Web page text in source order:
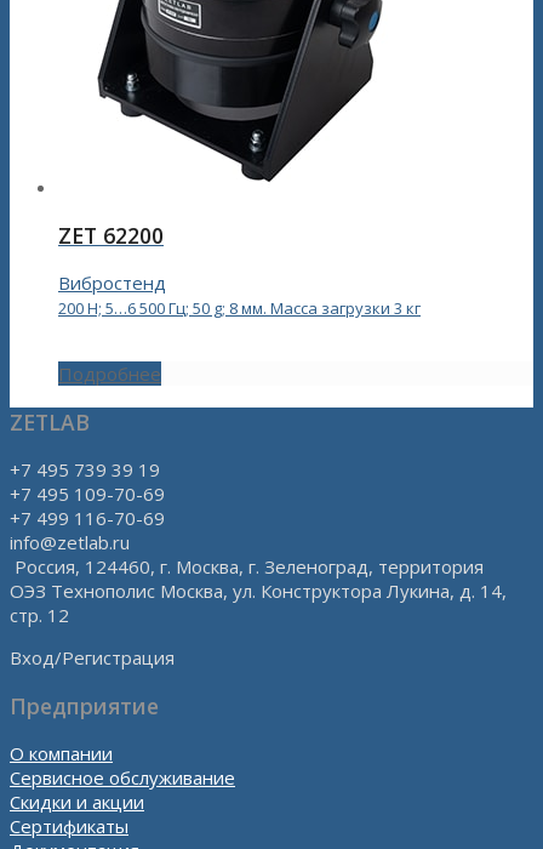
ZET 62200
Вибростенд
200 Н; 5…6 500 Гц; 50 g; 8 мм. Масса загрузки 3 кг
Подробнее
ZETLAB
+7 495 739 39 19
+7 495 109-70-69
+7 499 116-70-69
info@zetlab.ru
Россия, 124460, г. Москва, г. Зеленоград, территория
ОЭЗ Технополис Москва, ул. Конструктора Лукина, д. 14,
стр. 12
Вход/Регистрация
Предприятие
О компании
Сервисное обслуживание
Скидки и акции
Сертификаты